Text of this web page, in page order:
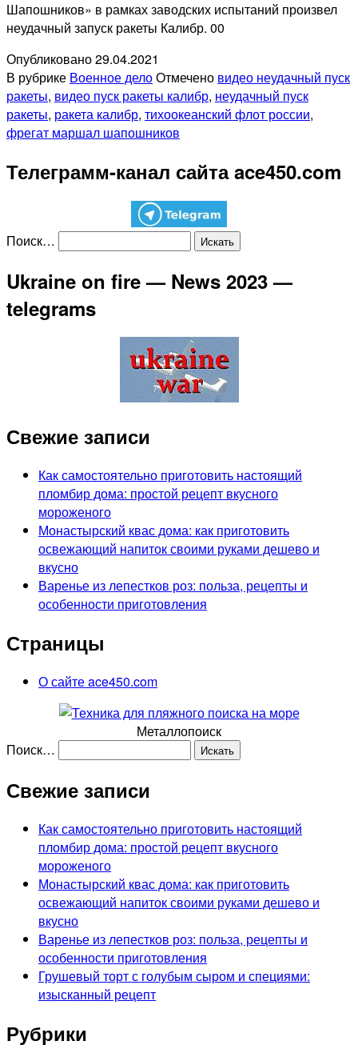
Шапошников» в рамках заводских испытаний произвел
неудачный запуск ракеты Калибр. 00
Опубликовано29.04.2021
В рубрике Военное делоОтмечено видео неудачный пуск
ракеты, видео пуск ракеты калибр, неудачный пуск
ракеты, ракета калибр, тихоокеанский флот россии,
фрегат маршал шапошников
Телеграмм-канал сайта ace450.com
Поиск…
Ukraine on fire — News 2023 —
telegrams
Свежие записи
Как самостоятельно приготовить настоящий
пломбир дома: простой рецепт вкусного
мороженого
Монастырский квас дома: как приготовить
освежающий напиток своими руками дешево и
вкусно
Варенье из лепестков роз: польза, рецепты и
особенности приготовления
Страницы
О сайте ace450.com
Металлопоиск
Поиск…
Свежие записи
Как самостоятельно приготовить настоящий
пломбир дома: простой рецепт вкусного
мороженого
Монастырский квас дома: как приготовить
освежающий напиток своими руками дешево и
вкусно
Варенье из лепестков роз: польза, рецепты и
особенности приготовления
Грушевый торт с голубым сыром и специями:
изысканный рецепт
Рубрики